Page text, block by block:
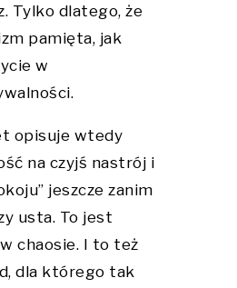
Tylko dlatego, że
pamięta, jak
w
opisuje wtedy
na czyjś nastrój i
jeszcze zanim
usta. To jest
chaosie. I to też
dla którego tak